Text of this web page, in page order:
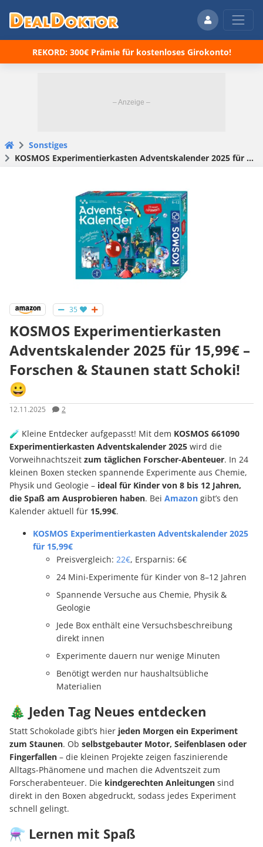
REKORD: 300€ Prämie für kostenloses Girokonto!
Sonstiges
KOSMOS Experimentierkasten Adventskalender 2025 für 15,99€ – Forschen & Staunen statt Schoki! 😀
35
KOSMOS Experimentierkasten
Adventskalender 2025 für 15,99€ –
Forschen & Staunen statt Schoki!
😀
12.11.2025 2
🧪 Kleine Entdecker aufgepasst! Mit dem KOSMOS 661090
Experimentierkasten Adventskalender 2025 wird die
Vorweihnachtszeit zum täglichen Forscher-Abenteuer. In 24
kleinen Boxen stecken spannende Experimente aus Chemie,
Physik und Geologie – ideal für Kinder von 8 bis 12 Jahren,
die Spaß am Ausprobieren haben. Bei Amazon gibt’s den
Kalender aktuell für 15,99€.
KOSMOS Experimentierkasten Adventskalender 2025
für 15,99€
Preisvergleich: 22€, Ersparnis: 6€
24 Mini-Experimente für Kinder von 8–12 Jahren
Spannende Versuche aus Chemie, Physik &
Geologie
Jede Box enthält eine Versuchsbeschreibung
direkt innen
Experimente dauern nur wenige Minuten
Benötigt werden nur haushaltsübliche
Materialien
🎄 Jeden Tag Neues entdecken
Statt Schokolade gibt’s hier jeden Morgen ein Experiment
zum Staunen. Ob selbstgebauter Motor, Seifenblasen oder
Fingerfallen – die kleinen Projekte zeigen faszinierende
Alltags-Phänomene und machen die Adventszeit zum
Forscherabenteuer. Die kindgerechten Anleitungen sind
direkt in den Boxen abgedruckt, sodass jedes Experiment
schnell gelingt.
⚗️ Lernen mit Spaß